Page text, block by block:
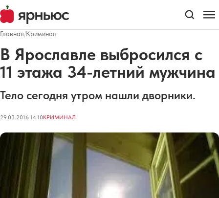
Главная/Криминал
В Ярославле выбросился с
11 этажа 34-летний мужчина
Тело сегодня утром нашли дворники.
29.03.2016 14:10КРИМИНАЛ